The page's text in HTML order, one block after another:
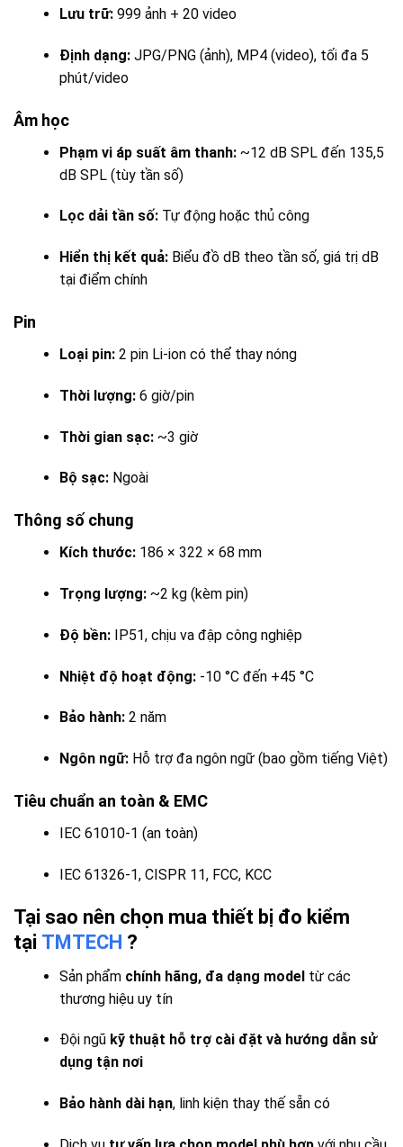
Lưu trữ:999 ảnh + 20 video
Định dạng:JPG/PNG (ảnh), MP4 (video), tối đa 5
phút/video
Âm học
Phạm vi áp suất âm thanh:~12 dB SPL đến 135,5
dB SPL (tùy tần số)
Lọc dải tần số:Tự động hoặc thủ công
Hiển thị kết quả:Biểu đồ dB theo tần số, giá trị dB
tại điểm chính
Pin
Loại pin:2 pin Li-ion có thể thay nóng
Thời lượng:6 giờ/pin
Thời gian sạc:~3 giờ
Bộ sạc:Ngoài
Thông số chung
Kích thước:186 × 322 × 68 mm
Trọng lượng:~2 kg (kèm pin)
Độ bền:IP51, chịu va đập công nghiệp
Nhiệt độ hoạt động:-10 °C đến +45 °C
Bảo hành:2 năm
Ngôn ngữ:Hỗ trợ đa ngôn ngữ (bao gồm tiếng Việt)
Tiêu chuẩn an toàn & EMC
IEC 61010-1 (an toàn)
IEC 61326-1, CISPR 11, FCC, KCC
Tại sao nên chọn mua thiết bị đo kiểm
tại TMTECH ?
Sản phẩm chính hãng, đa dạng modeltừ các
thương hiệu uy tín
Đội ngũ kỹ thuật hỗ trợ cài đặt và hướng dẫn sử
dụng tận nơi
Bảo hành dài hạn, linh kiện thay thế sẵn có